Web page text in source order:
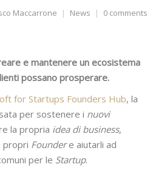
Maccarrone News 0 comments
e mantenere un ecosistema
possano prosperare.
for Startups Founders Hub, la
per sostenere i nuovi
la propria idea di business,
propri Foundere aiutarli ad
per le Startup.